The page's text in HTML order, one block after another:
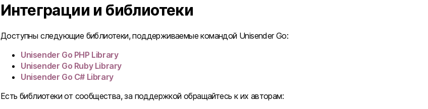
Интеграции и библиотеки
Доступны следующие библиотеки, поддерживаемые командой Unisender Go:
Unisender Go PHP Library
Unisender Go Ruby Library
Unisender Go C# Library
Есть библиотеки от сообщества, за поддержкой обращайтесь к их авторам: